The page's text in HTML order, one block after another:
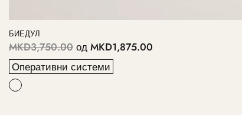
БИЕДУЛ
MKD3,750.00 од MKD1,875.00
Оперативни системи